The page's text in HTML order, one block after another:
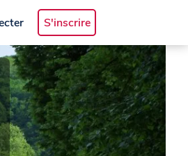
S'inscrire